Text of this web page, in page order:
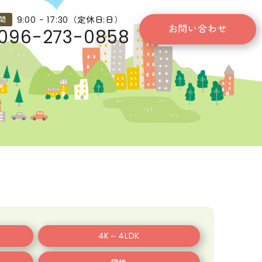
9:00 - 17:30（定休日:日）
273-0858 お問い合わせ
4K～4LDK